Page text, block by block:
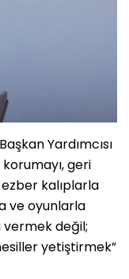
Yardımcısı
geri
kalıplarla
ve oyunlarla
vermek değil;
yetiştirmek”